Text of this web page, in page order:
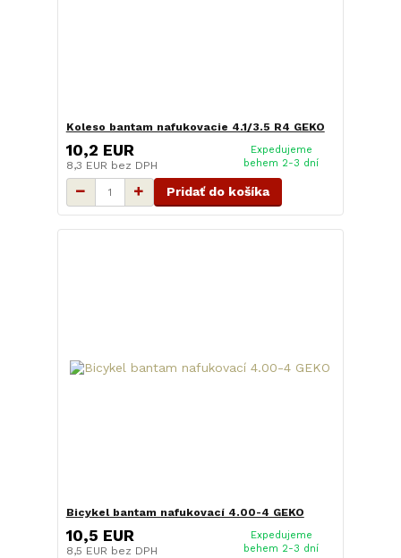
Koleso bantam nafukovacie 4.1/3.5 R4 GEKO
10,2 EUR
8,3 EUR bez DPH
Expedujeme
behem 2-3 dní
Pridať do košíka
Bicykel bantam nafukovací 4.00-4 GEKO
10,5 EUR
8,5 EUR bez DPH
Expedujeme
behem 2-3 dní